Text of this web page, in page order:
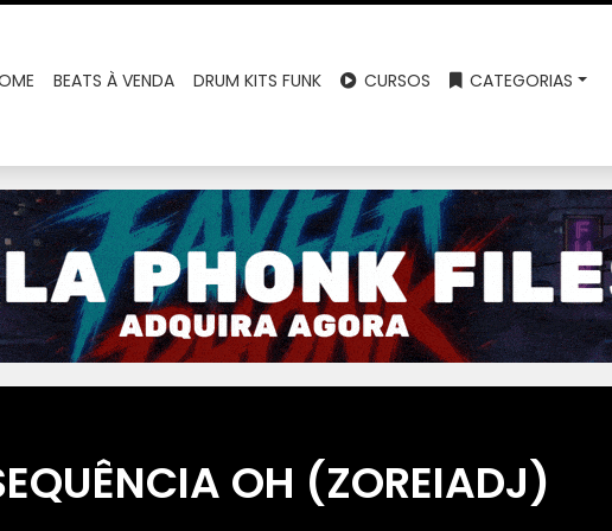
BEATS À VENDA DRUM KITS FUNK CURSOS CATEGORIAS
OH (ZOREIADJ)